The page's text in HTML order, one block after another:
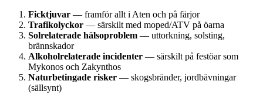
Ficktjuvar — framför allt i Aten och på färjor
Trafikolyckor — särskilt med moped/ATV på öarna
Solrelaterade hälsoproblem — uttorkning, solsting,
brännskador
Alkoholrelaterade incidenter — särskilt på festöar som
Mykonos och Zakynthos
Naturbetingade risker — skogsbränder, jordbävningar
(sällsynt)